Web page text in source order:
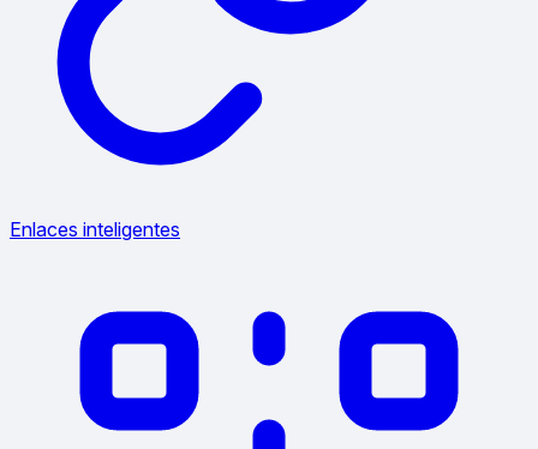
Enlaces inteligentes